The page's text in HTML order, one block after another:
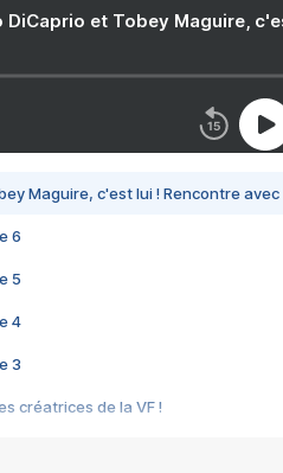
DiCaprio et Tobey Maguire,
Maguire, c'est lui ! Rencontre
6
5
4
3
créatrices de la VF !